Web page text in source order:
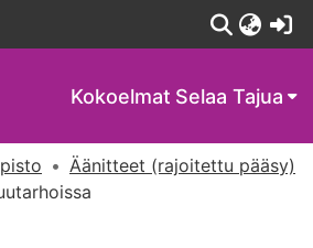
Kokoelmat Selaa Tajua
Äänitteet (rajoitettu pääsy)